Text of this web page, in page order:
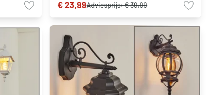
€ 23,99Adviesprijs:€ 39,99